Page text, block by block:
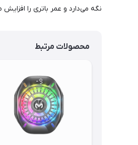
نگه می‌دارد و عمر باتری را
محصولات مرتبط